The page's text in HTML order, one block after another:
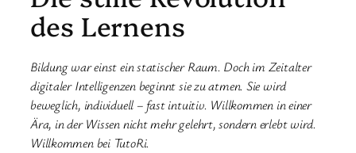
des Lernens
Bildung war einst ein statischer Raum. Doch im Zeitalter
digitaler Intelligenzen beginnt sie zu atmen. Sie wird
beweglich, individuell – fast intuitiv. Willkommen in einer
Ära, in der Wissen nicht mehr gelehrt, sondern erlebt wird.
Willkommen bei TutoRi.